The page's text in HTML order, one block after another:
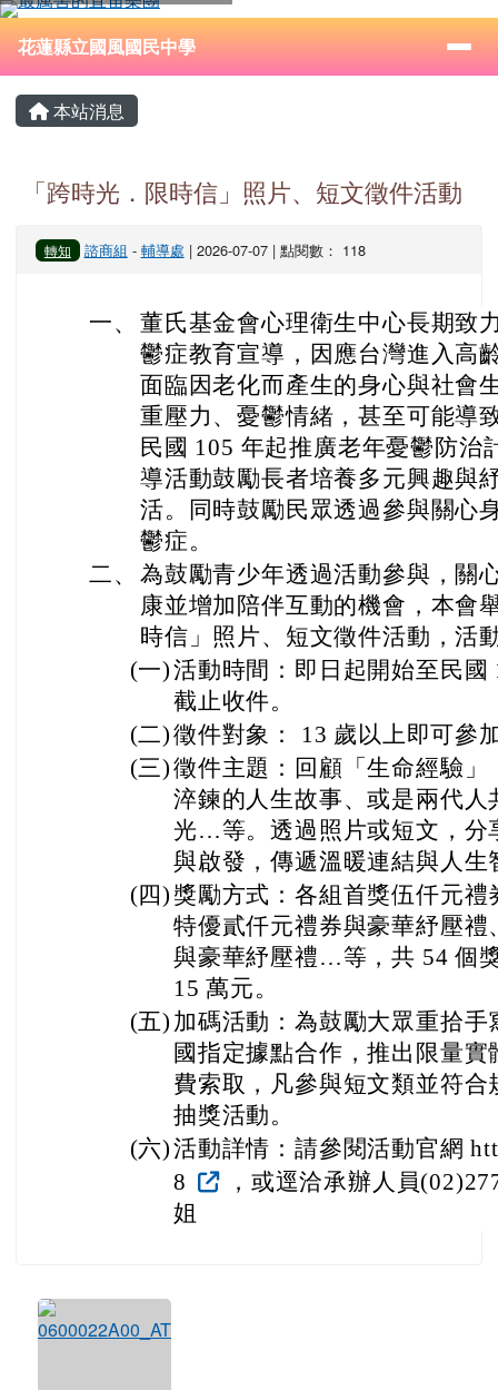
跳至主內容區
花蓮縣立國風國民中學
⏸
導覽列
花蓮縣立國風國民中學
主內容區域
本站消息
「跨時光．限時信」照片、短文徵件活動
轉知 諮商組 - 輔導處 | 2026-07-07 | 點閱數： 118
一、 董氏基金會心理衛生中心長期致
鬱症教育宣導，因應台灣進入高
面臨因老化而產生的身心與社會
重壓力、憂鬱情緒，甚至可能導
民國 105 年起推廣老年憂鬱防治
導活動鼓勵長者培養多元興趣與
活。同時鼓勵民眾透過參與關心
鬱症。
二、 為鼓勵青少年透過活動參與，關
康並增加陪伴互動的機會，本會
時信」照片、短文徵件活動，活
(一)活動時間：即日起開始至民國
截止收件。
(二)徵件對象： 13 歲以上即可參
(三)徵件主題：回顧「生命經驗」
淬鍊的人生故事、或是兩代人
光…等。透過照片或短文，分
與啟發，傳遞溫暖連結與人生
(四) 獎勵方式：各組首獎伍仟元禮
特優貳仟元禮券與豪華紓壓禮
與豪華紓壓禮…等，共 54 個
15 萬元。
(五) 加碼活動：為鼓勵大眾重拾手
國指定據點合作，推出限量
費索取，凡參與短文類並符合
抽獎活動。
(六)活動詳情：請參閱活動官網
8
，或逕洽承辦人員
姐
頁尾區域